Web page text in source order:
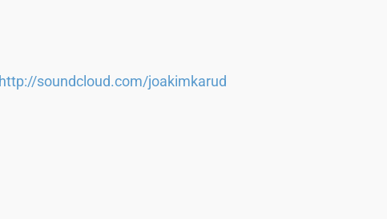
http://soundcloud.com/joakimkarud